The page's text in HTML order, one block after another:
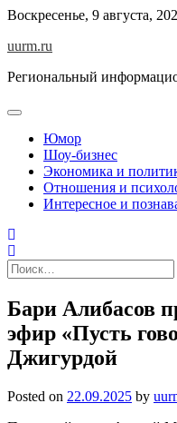
Skip
content
Воскресенье, 9 августа,
uurm.ru
Региональный
Юмор
Шоу-бизнес
Экономика и
Отношения и
Интересное и
Найти:
Бари Алибасов
эфир «Пусть
Джигурдой
Posted on 22.09.2025 by